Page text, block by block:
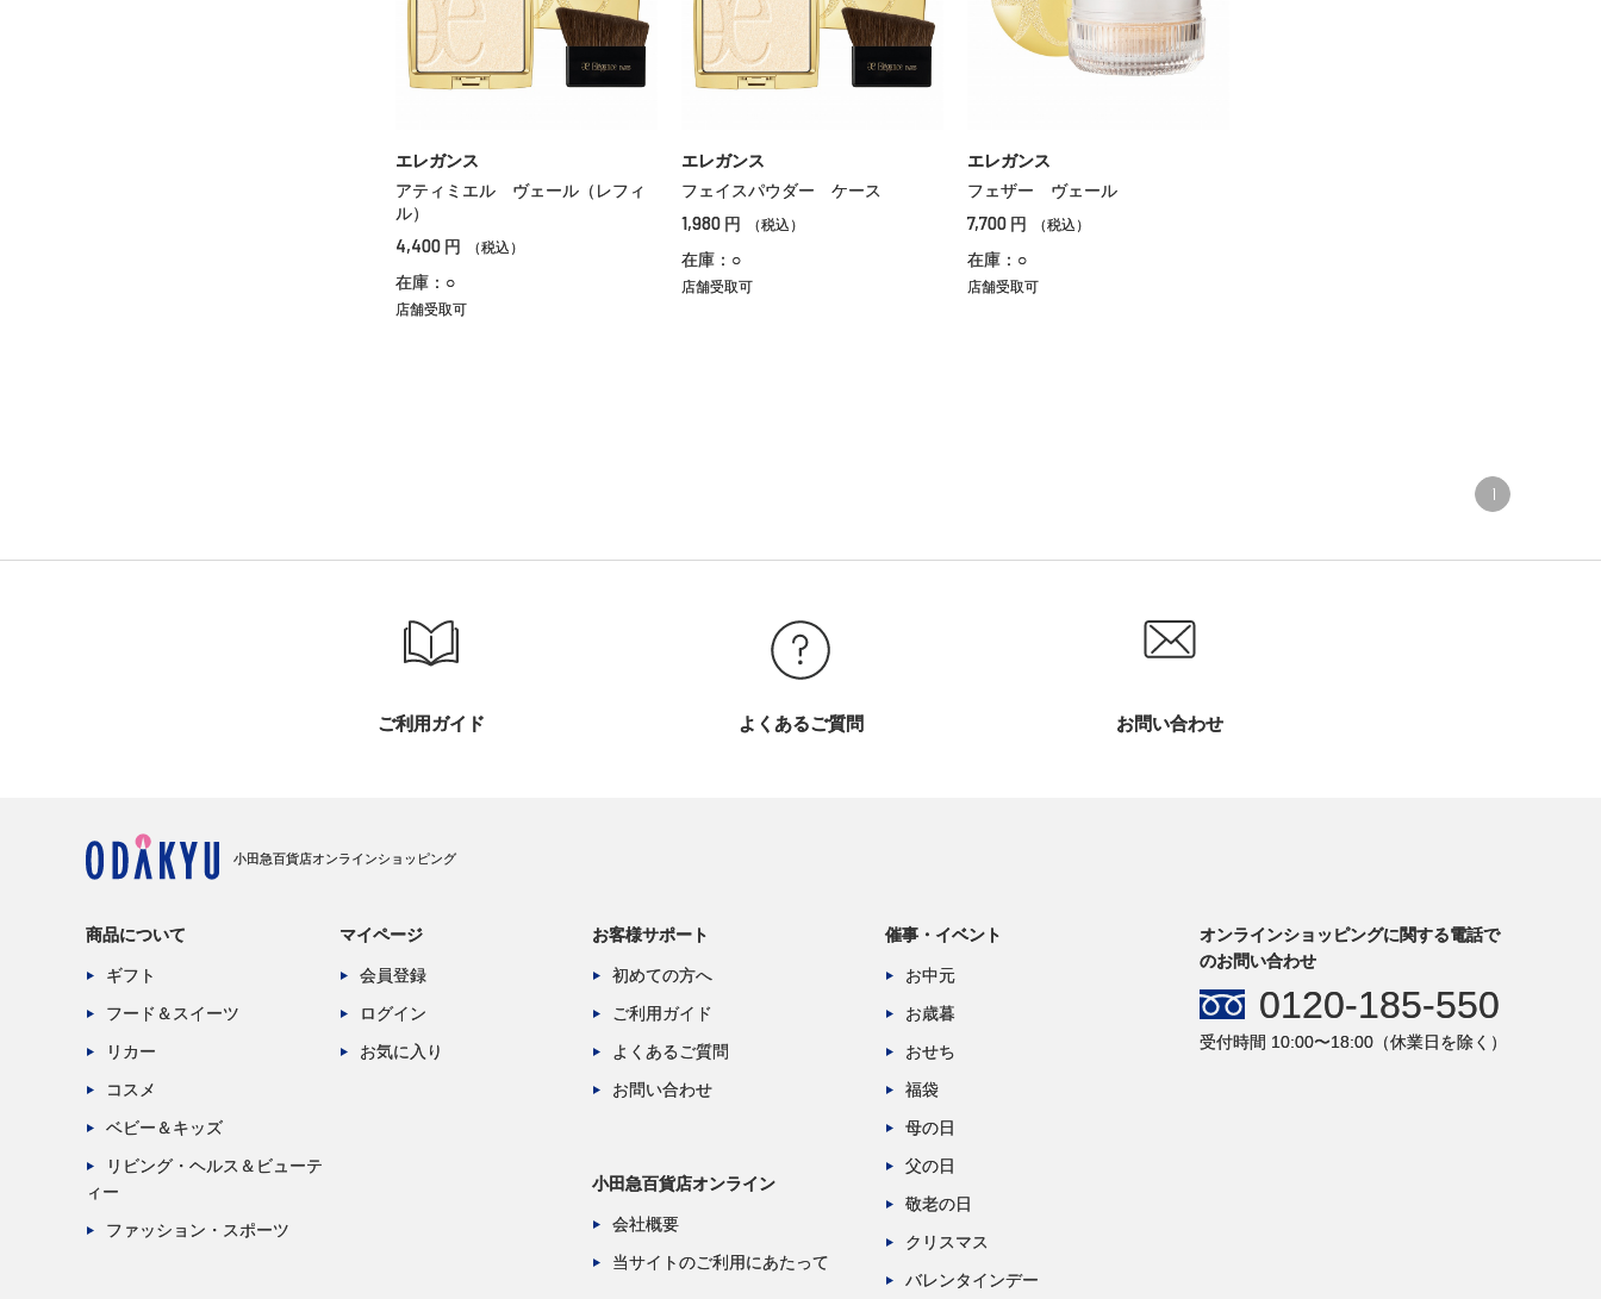
エレガンス
アティミエル ヴェール（レフィ
ル）
4,400 円 （税込）
在庫：○
店舗受取可
エレガンス
フェイスパウダー ケース
1,980 円 （税込）
在庫：○
店舗受取可
エレガンス
フェザー ヴェール
7,700 円 （税込）
在庫：○
店舗受取可
1
ご利用ガイド よくあるご質問 お問い合わせ
小田急百貨店オンラインショッピング
商品について
ギフト
フード＆スイーツ
リカー
コスメ
ベビー＆キッズ
リビング・ヘルス＆ビューテ
ィー
ファッション・スポーツ
マイページ
会員登録
ログイン
お気に入り
お客様サポート
初めての方へ
ご利用ガイド
よくあるご質問
お問い合わせ
小田急百貨店オンライン
会社概要
当サイトのご利用にあたって
催事・イベント
お中元
お歳暮
おせち
福袋
母の日
父の日
敬老の日
クリスマス
バレンタインデー
オンラインショッピングに関する電話で
のお問い合わせ
0120-185-550
受付時間 10:00〜18:00（休業日を除く）